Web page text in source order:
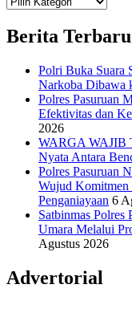
Berita Terbaru
Polri Buka Suara
Narkoba Dibawa
Polres Pasuruan
Efektivitas dan
2026
WARGA WAJIB
Nyata Antara
Polres Pasuruan
Wujud Komitmen
Penganiayaan 6
Satbinmas Polres
Umara Melalui
Agustus 2026
Advertorial